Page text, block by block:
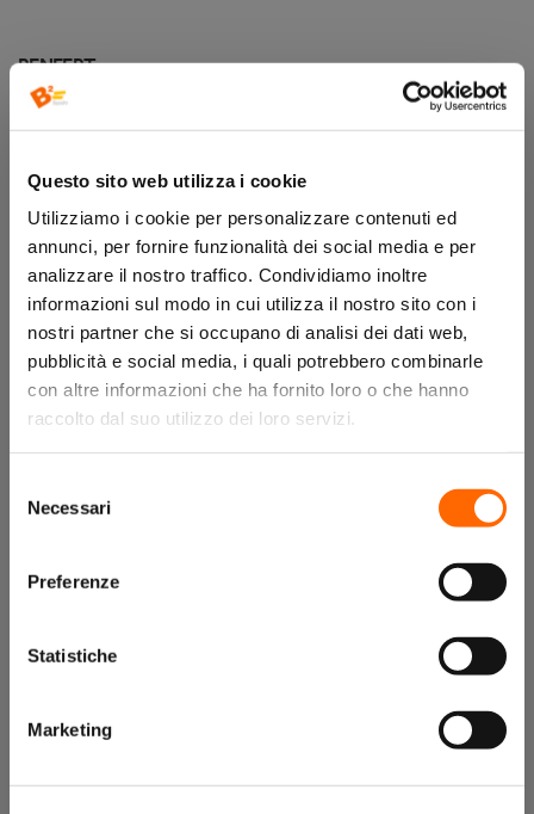
Questo sito web utilizza i cookie
Utilizziamo i cookie per personalizzare contenuti ed
annunci, per fornire funzionalità dei social media e per
analizzare il nostro traffico. Condividiamo inoltre
informazioni sul modo in cui utilizza il nostro sito con i
nostri partner che si occupano di analisi dei dati web,
pubblicità e social media, i quali potrebbero combinarle
con altre informazioni che ha fornito loro o che hanno
raccolto dal suo utilizzo dei loro servizi.
delNecessari
Preferenze
Statistiche
Marketing
RENFERT
disponibilità:
REGISTRATI ORA ACCEDI
Descrizione